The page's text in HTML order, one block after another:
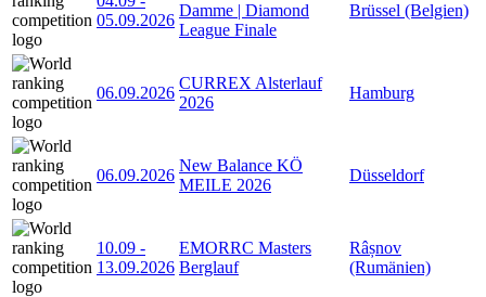
05.09.2026
Damme | Diamond
League Finale
Brüssel (Belgien)
06.09.2026
CURREX Alsterlauf
2026
Hamburg
06.09.2026
New Balance KÖ
MEILE 2026
Düsseldorf
10.09 -
13.09.2026
EMORRC Masters
Berglauf
Râșnov
(Rumänien)